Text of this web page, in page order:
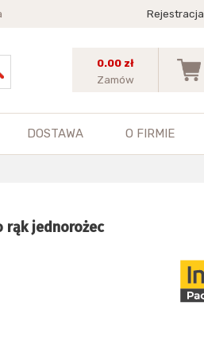
Rejestracja
0.00 zł
Zamów
DOSTAWA O FIRMIE
rąk jednorożec